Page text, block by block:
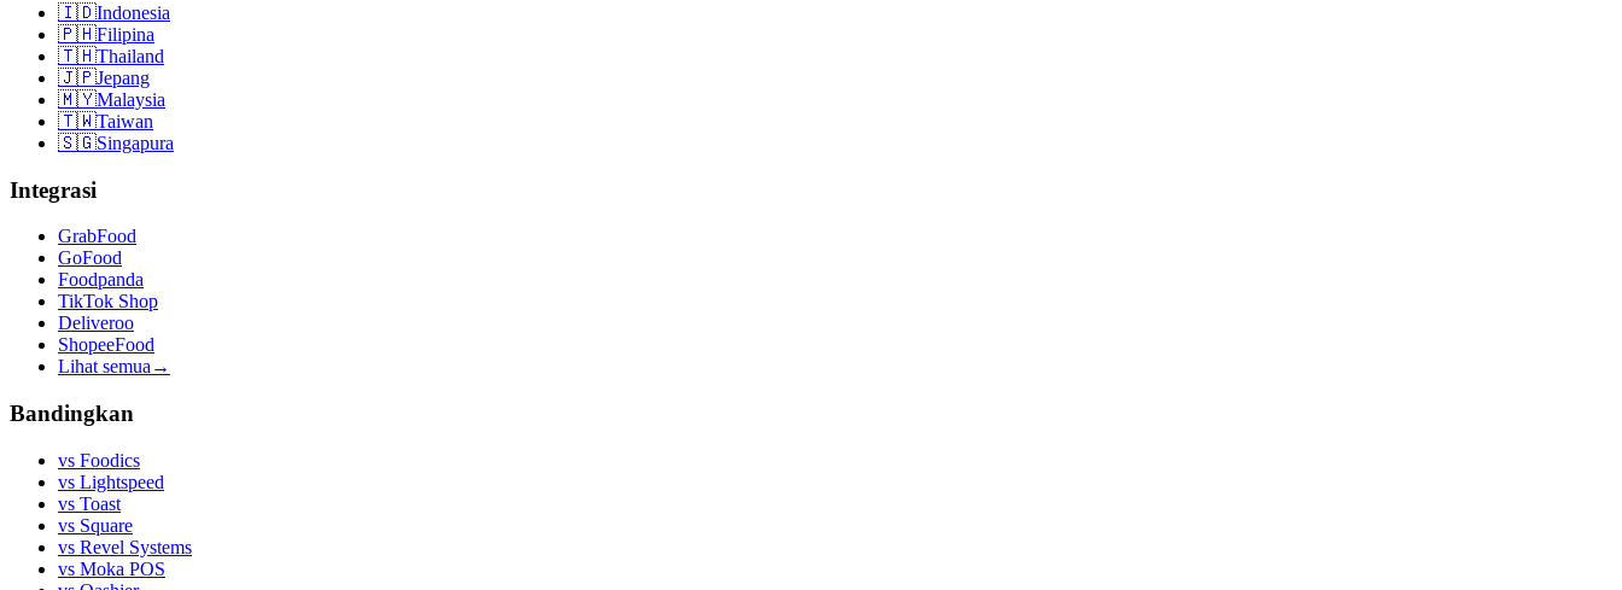
🇮🇩Indonesia
🇵🇭Filipina
🇹🇭Thailand
🇯🇵Jepang
🇲🇾Malaysia
🇹🇼Taiwan
🇸🇬Singapura
Integrasi
GrabFood
GoFood
Foodpanda
TikTok Shop
Deliveroo
ShopeeFood
Lihat semua →
Bandingkan
vs Foodics
vs Lightspeed
vs Toast
vs Square
vs Revel Systems
vs Moka POS